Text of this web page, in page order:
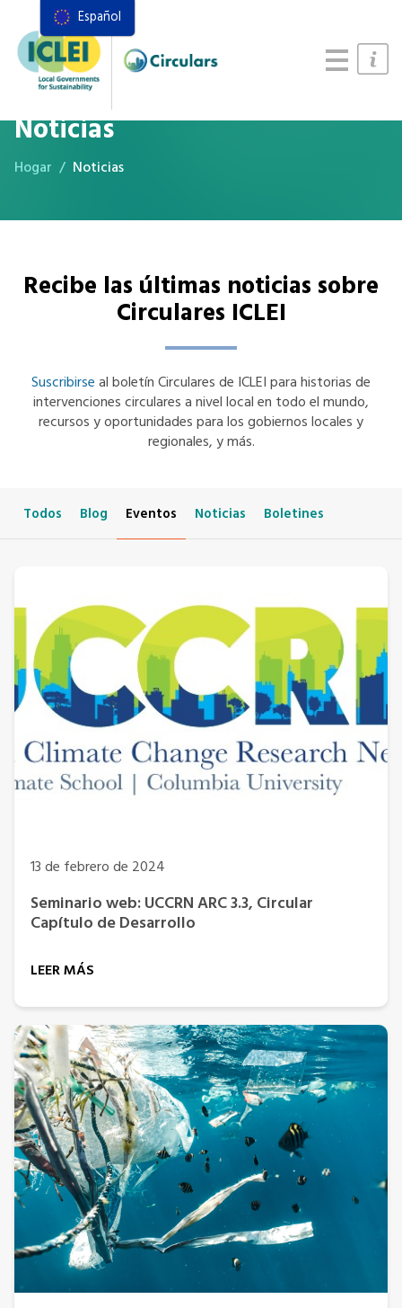
Recursos
Marco de acciones
Noticias
Hogar Noticias
Recibe las últimas noticias sobre
Circulares ICLEI
Suscribirseal boletín Circulares de ICLEI para historias de
intervenciones circulares a nivel local en todo el mundo,
recursos y oportunidades para los gobiernos locales y
regionales, y más.
Todos Blog Eventos Noticias Boletines
13 de febrero de 2024
Seminario web: UCCRN ARC 3.3, Circular
Capítulo de Desarrollo
LEER MÁS
Español